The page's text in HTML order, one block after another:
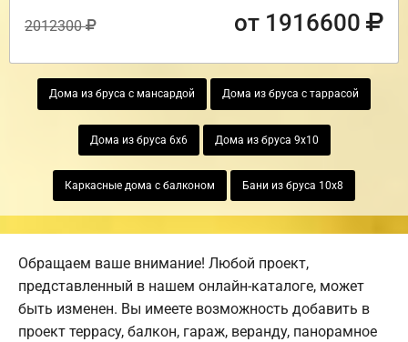
2012300 от 1916600
Дома из бруса с мансардой Дома из бруса с таррасой
Дома из бруса 6х6 Дома из бруса 9х10
Каркасные дома с балконом Бани из бруса 10х8
Обращаем ваше внимание! Любой проект,
представленный в нашем онлайн-каталоге, может
быть изменен. Вы имеете возможность добавить в
проект террасу, балкон, гараж, веранду, панорамное